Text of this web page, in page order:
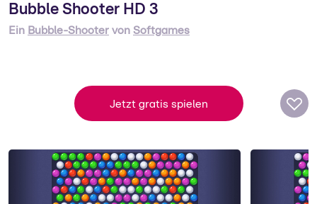
Bubble Shooter HD 3
Ein Bubble-Shooter von Softgames
Das berliner Unternehmen hat sich auf
kostenlose Gelegenheitsspiele für jedes
Gerät spezialisiert.
zum Support
Jetzt gratis spielen